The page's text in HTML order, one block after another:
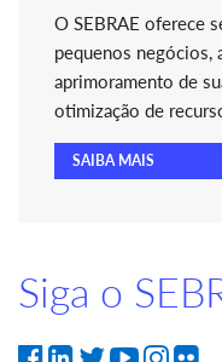
O SEBRAE oferece
pequenos negócios,
aprimoramento de
otimização de
SAIBA MAIS
Siga o